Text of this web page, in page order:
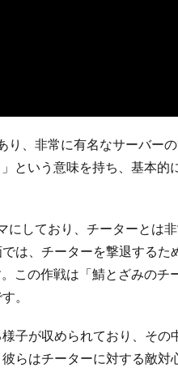
、非常に有名なサーバー
という意味を持ち、基本的
しており、チーターとは
は、チーターを撃退するた
この作戦は「鯖とざみのチ
。
子が収められており、その
らはチーターに対する敵対